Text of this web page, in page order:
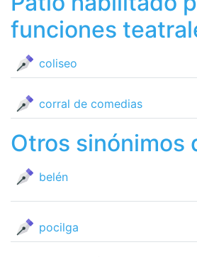
funciones
coliseo
corral de comedias
Otros sinónimos
belén
pocilga